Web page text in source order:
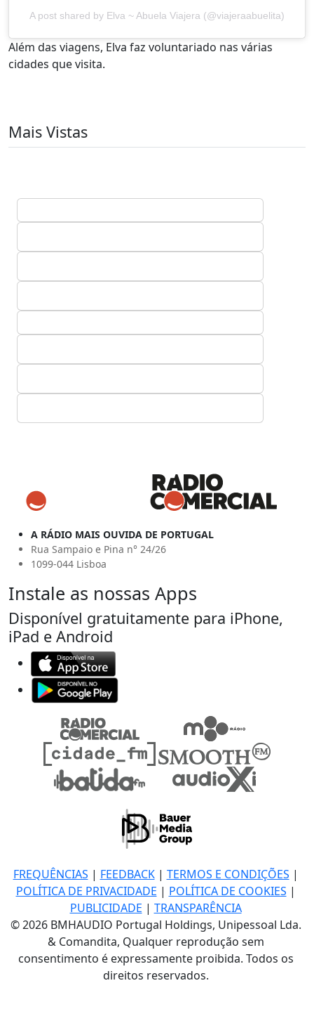
A post shared by Elva ~ Abuela Viajera (@viajeraabuelita)
Além das viagens, Elva faz voluntariado nas várias
cidades que visita.
Mais Vistas
A RÁDIO MAIS OUVIDA DE PORTUGAL
Rua Sampaio e Pina n° 24/26
1099-044 Lisboa
Instale as nossas Apps
Disponível gratuitamente para iPhone,
iPad e Android
FREQUÊNCIAS | FEEDBACK| TERMOS E CONDIÇÕES |
POLÍTICA DE PRIVACIDADE | POLÍTICA DE COOKIES |
PUBLICIDADE | TRANSPARÊNCIA
© 2026 BMHAUDIO Portugal Holdings, Unipessoal Lda.
& Comandita, Qualquer reprodução sem
consentimento é expressamente proibida. Todos os
direitos reservados.